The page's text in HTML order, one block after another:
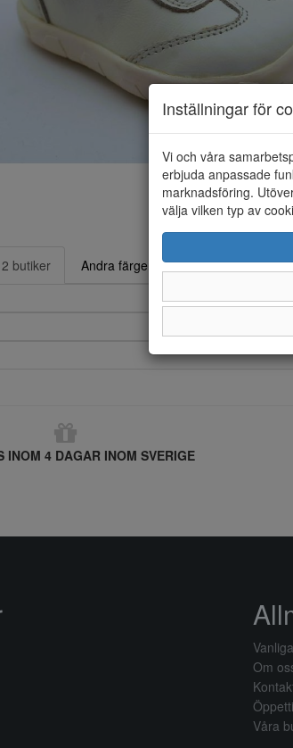
butiker
Andra färger
INOM 4 DAGAR INOM SVERIGE
Inställningar för
Vi och våra
erbjuda anpassade
marknadsföring.
välja vilken typ av
Om
Våra